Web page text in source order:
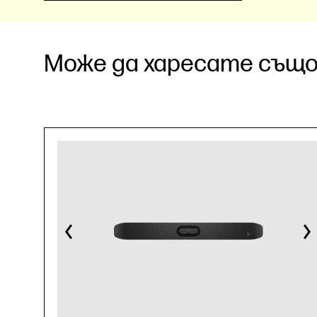
Може да харесате